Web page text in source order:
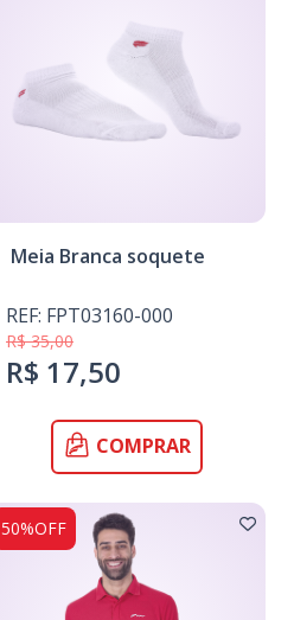
Meia Branca soquete
REF: FPT03160-000
R$ 35,00
R$ 17,50
COMPRAR
50%OFF